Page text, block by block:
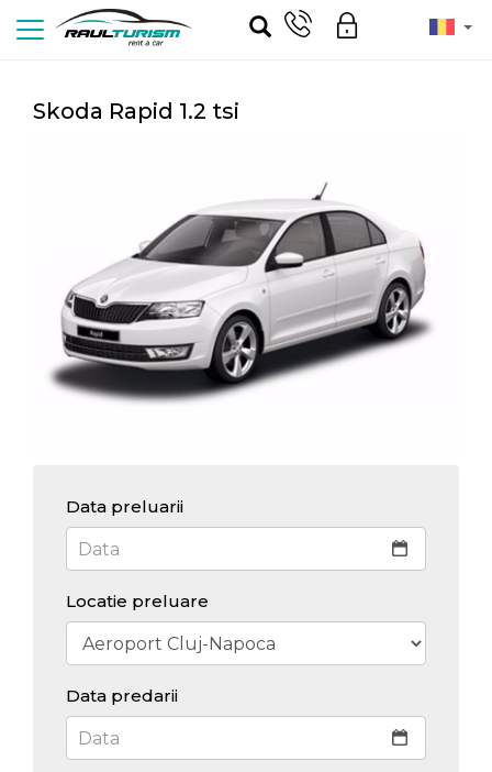
Skoda Rapid 1.2 tsi
Data preluarii
Locatie preluare
Data predarii